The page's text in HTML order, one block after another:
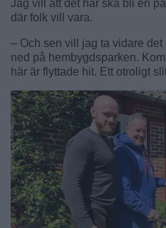
Jag vill att det här ska bli en
där folk vill vara.
– Och sen vill jag ta vidare
ned på hembygdsparken.
här är flyttade hit. Ett otroligt